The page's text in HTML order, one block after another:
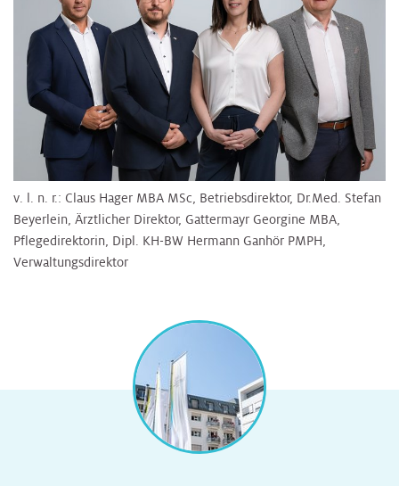
v. l. n. r.: Claus Hager MBA MSc, Betriebsdi​​​​rektor, Dr.Med. Stefan
Beyerlein, Ärztlicher Direktor, Gattermayr Georgine MBA,
Pflegedirektorin, Dipl. KH-BW Hermann Ganhör PMPH,
Verwaltungsdirektor